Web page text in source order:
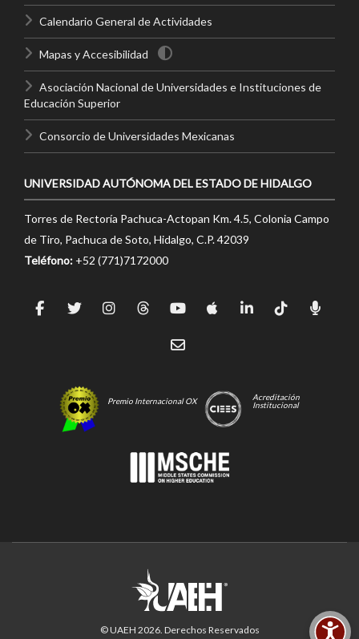
Calendario General de Actividades
Mapas y Accesibilidad
Asociación Nacional de Universidades e Instituciones de
Educación Superior
Consorcio de Universidades Mexicanas
UNIVERSIDAD AUTÓNOMA DEL ESTADO DE HIDALGO
Torres de Rectoría Pachuca-Actopan Km. 4.5, Colonia Campo
de Tiro, Pachuca de Soto, Hidalgo, C.P. 42039
Teléfono: +52 (771)7172000
Premio Internacional OX
Acreditación
Institucional
© UAEH 2026. Derechos Reservados